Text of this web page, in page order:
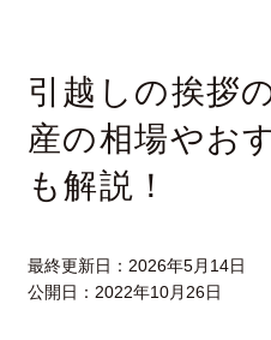
引越しの挨拶
産の相場やお
も解説！
最終更新日： 2026年5月14日
公開日： 2022年10月26日